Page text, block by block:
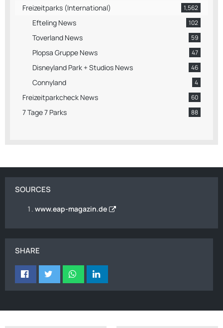
Freizeitparks (International) 1,562
Efteling News 102
Toverland News 59
Plopsa Gruppe News 47
Disneyland Park + Studios News 46
Connyland 4
Freizeitparkcheck News 60
7 Tage 7 Parks 88
SOURCES
www.eap-magazin.de
SHARE